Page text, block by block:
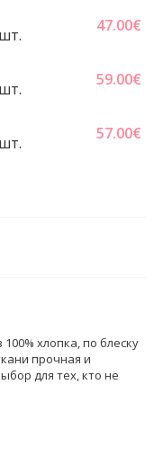
47.00€
59.00€
57.00€
хлопка, по блеску
прочная и
для тех, кто не